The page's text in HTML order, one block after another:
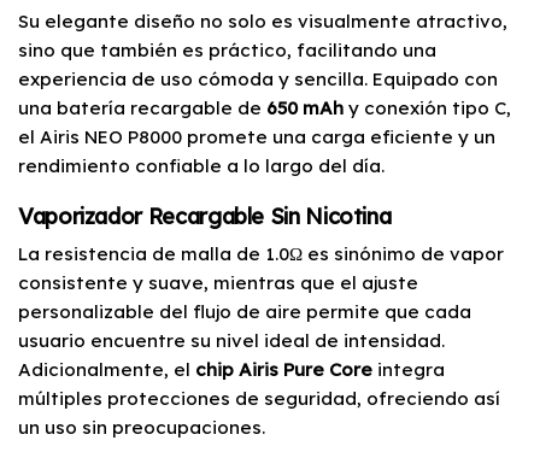
Su elegante diseño no solo es visualmente atractivo,
sino que también es práctico, facilitando una
experiencia de uso cómoda y sencilla. Equipado con
una batería recargable de 650 mAh y conexión tipo C,
el Airis NEO P8000 promete una carga eficiente y un
rendimiento confiable a lo largo del día.
Vaporizador Recargable Sin Nicotina
La resistencia de malla de 1.0Ω es sinónimo de vapor
consistente y suave, mientras que el ajuste
personalizable del flujo de aire permite que cada
usuario encuentre su nivel ideal de intensidad.
Adicionalmente, el chip Airis Pure Core integra
múltiples protecciones de seguridad, ofreciendo así
un uso sin preocupaciones.